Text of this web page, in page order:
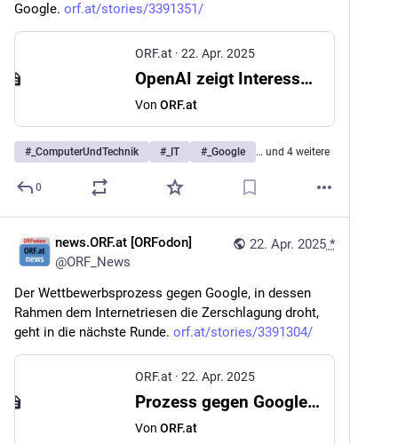
Google. orf.at/stories/3391351/
ORF.at · 22. Apr. 2025
OpenAI zeigt Interesse an Kauf von Google Chrome
Von ORF.at
# _ComputerUndTechnik # _IT # _Google … und 4 weitere
0
22. Apr. 2025 *
news.ORF.at [ORFodon]
@ORF_News
Der Wettbewerbsprozess gegen Google, in dessen
Rahmen dem Internetriesen die Zerschlagung droht,
geht in die nächste Runde. orf.at/stories/3391304/
ORF.at · 22. Apr. 2025
Prozess gegen Google: US-Behörden fordern Zerschlagung
Von ORF.at